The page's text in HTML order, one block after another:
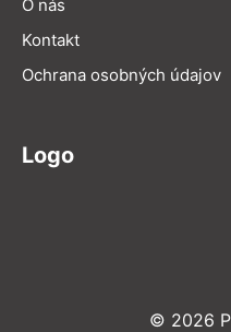
O nás
Kontakt
Ochrana osobných údajov
Logo
© 2026